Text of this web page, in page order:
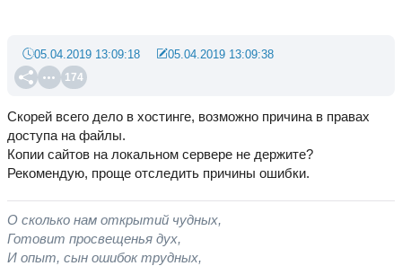
174
05.04.2019 13:09:18 05.04.2019 13:09:38
Скорей всего дело в хостинге, возможно причина в правах
доступа на файлы.
Копии сайтов на локальном сервере не держите?
Рекомендую, проще отследить причины ошибки.
О сколько нам открытий чудных,
Готовит просвещенья дух,
И опыт, сын ошибок трудных,